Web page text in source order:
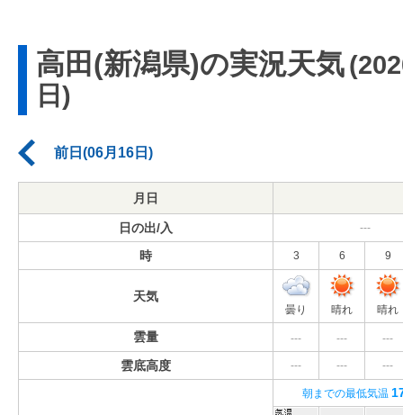
高田(新潟県)の実況天気
日)
前日(06月16日)
月日
日の出/入 ---
時 3 6 9
天気
曇り 晴れ 晴れ
雲量 --- --- ---
雲底高度 --- --- ---
朝までの最低気温